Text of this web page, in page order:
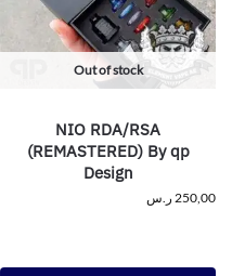
Out of stock
NIO RDA/RSA
(REMASTERED) By qp
Design
250,00 ر.س